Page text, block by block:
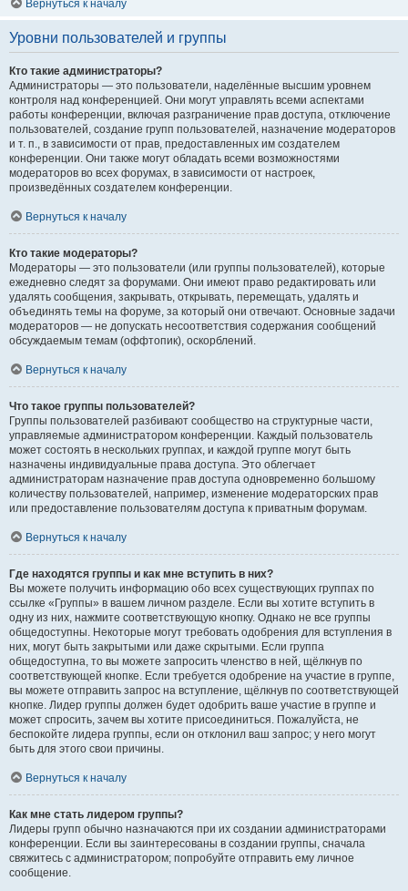
Вернуться к началу
Уровни пользователей и группы
Кто такие администраторы?
Администраторы — это пользователи, наделённые высшим уровнем
контроля над конференцией. Они могут управлять всеми аспектами
работы конференции, включая разграничение прав доступа, отключение
пользователей, создание групп пользователей, назначение модераторов
и т. п., в зависимости от прав, предоставленных им создателем
конференции. Они также могут обладать всеми возможностями
модераторов во всех форумах, в зависимости от настроек,
произведённых создателем конференции.
Вернуться к началу
Кто такие модераторы?
Модераторы — это пользователи (или группы пользователей), которые
ежедневно следят за форумами. Они имеют право редактировать или
удалять сообщения, закрывать, открывать, перемещать, удалять и
объединять темы на форуме, за который они отвечают. Основные задачи
модераторов — не допускать несоответствия содержания сообщений
обсуждаемым темам (оффтопик), оскорблений.
Вернуться к началу
Что такое группы пользователей?
Группы пользователей разбивают сообщество на структурные части,
управляемые администратором конференции. Каждый пользователь
может состоять в нескольких группах, и каждой группе могут быть
назначены индивидуальные права доступа. Это облегчает
администраторам назначение прав доступа одновременно большому
количеству пользователей, например, изменение модераторских прав
или предоставление пользователям доступа к приватным форумам.
Вернуться к началу
Где находятся группы и как мне вступить в них?
Вы можете получить информацию обо всех существующих группах по
ссылке «Группы» в вашем личном разделе. Если вы хотите вступить в
одну из них, нажмите соответствующую кнопку. Однако не все группы
общедоступны. Некоторые могут требовать одобрения для вступления в
них, могут быть закрытыми или даже скрытыми. Если группа
общедоступна, то вы можете запросить членство в ней, щёлкнув по
соответствующей кнопке. Если требуется одобрение на участие в группе,
вы можете отправить запрос на вступление, щёлкнув по соответствующей
кнопке. Лидер группы должен будет одобрить ваше участие в группе и
может спросить, зачем вы хотите присоединиться. Пожалуйста, не
беспокойте лидера группы, если он отклонил ваш запрос; у него могут
быть для этого свои причины.
Вернуться к началу
Как мне стать лидером группы?
Лидеры групп обычно назначаются при их создании администраторами
конференции. Если вы заинтересованы в создании группы, сначала
свяжитесь с администратором; попробуйте отправить ему личное
сообщение.